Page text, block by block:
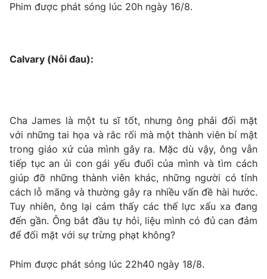
Phim được phát sóng lúc 20h ngày 16/8.
Calvary (Nỗi đau):
Cha James là một tu sĩ tốt, nhưng ông phải đối mặt
với những tai họa và rắc rối mà một thành viên bí mật
trong giáo xứ của mình gây ra. Mặc dù vậy, ông vẫn
tiếp tục an ủi con gái yếu đuối của mình và tìm cách
giúp đỡ những thành viên khác, những người có tính
cách lỗ mãng và thường gây ra nhiều vấn đề hài hước.
Tuy nhiên, ông lại cảm thấy các thế lực xấu xa đang
đến gần. Ông bắt đầu tự hỏi, liệu mình có đủ can đảm
để đối mặt với sự trừng phạt không?
Phim được phát sóng lúc 22h40 ngày 18/8.